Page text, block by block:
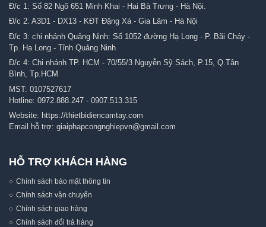
Đ/c 1: Số 82 Ngõ 651 Minh Khai - Hai Bà Trưng - Hà Nội.
Đ/c 2: A3D1 - DX13 - KĐT Đặng Xá - Gia Lâm - Hà Nội
Đ/c 3: chi nhánh Quảng Ninh: Số 1052 đường Hạ Long - P. Bãi Cháy -
Tp. Hạ Long - Tỉnh Quảng Ninh
Đ/c 4: Chi nhánh TP. HCM - 70/55/3 Nguyễn Sỹ Sách, P.15, Q.Tân
Bình, Tp.HCM
MST: 0107527617
Hotline: 0972.888.247 - 0907.513.315
Website: https://thietbidiencamtay.com
Email hỗ trợ: giaiphapcongnghiepvn@gmail.com
HỖ TRỢ KHÁCH HÀNG
Chính sách bảo mật thông tin
Chính sách vận chuyển
Chính sách giao hàng
Chính sách đổi trả hàng